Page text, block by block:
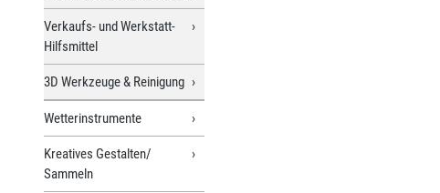
Verkaufs- und Werkstatt-
Hilfsmittel
3D Werkzeuge & Reinigung
Wetterinstrumente
Kreatives Gestalten/
Sammeln